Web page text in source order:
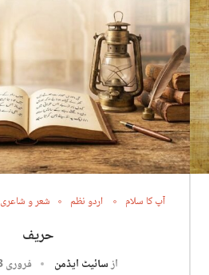
آپ کا سلام اردو نظم شعر و شاعری
حریف
ازسائیٹ ایڈمن فروری 23, 2026